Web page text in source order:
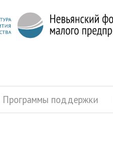
Программы поддержки